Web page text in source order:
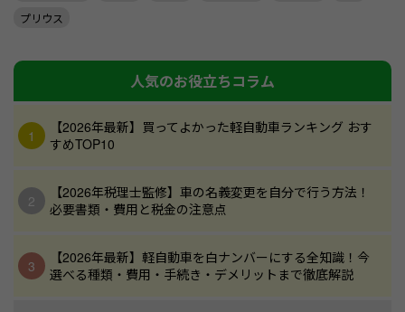
プリウス
人気のお役立ちコラム
【2026年最新】買ってよかった軽自動車ランキング おす
すめTOP10
【2026年税理士監修】車の名義変更を自分で行う方法！
必要書類・費用と税金の注意点
【2026年最新】軽自動車を白ナンバーにする全知識！今
選べる種類・費用・手続き・デメリットまで徹底解説